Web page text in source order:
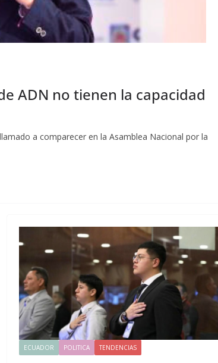
ADN no tienen la capacidad
a comparecer en la Asamblea Nacional por la
ECUADOR POLITICA TENDENCIAS